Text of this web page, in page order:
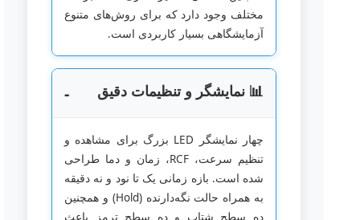
مختلف وجود دارد که برای روش‌های متنوع
آزمایشگاهی بسیار کاربردی است.
📊 نمایشگر و تنظیمات دقیق
چهار نمایشگر LED بزرگ برای مشاهده و
تنظیم سرعت، RCF، زمان و دما طراحی
شده است. بازه زمانی یک تا نود و نه دقیقه
به همراه حالت نگه‌دارنده (Hold) و همچنین
ده سطح شتاب و ده سطح ترمز باعث